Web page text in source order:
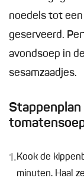
noedels tot
geserveerd.
avondsoep in
sesamzaadjes.
Stappenplan
1.Kook de
minuten. Haal